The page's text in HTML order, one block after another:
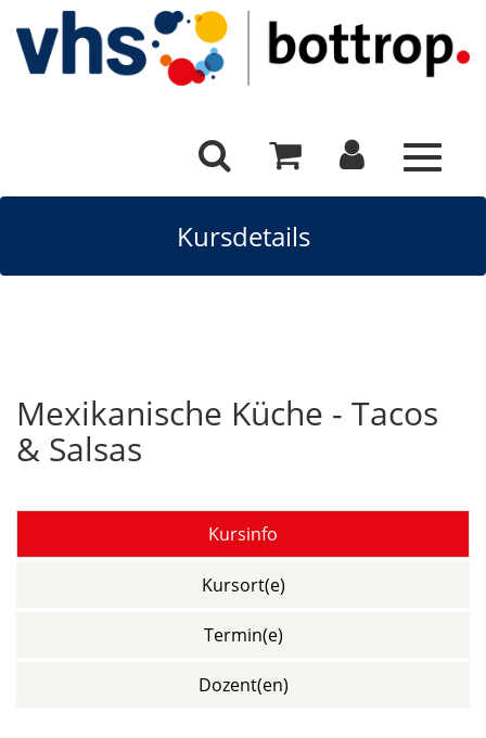
Toggle
Kursdetails
Mexikanische Küche - Tacos
& Salsas
Kursinfo
Kursort(e)
Termin(e)
Dozent(en)